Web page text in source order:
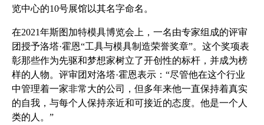
览中心的10号展馆以其名字命名。
在2021年斯图加特模具博览会上，一名由专家组成的评审
团授予洛塔·霍恩“工具与模具制造荣誉奖章”。这个奖项表
彰那些作为先驱和梦想家树立了开创性的标杆，并成为榜
样的人物。评审团对洛塔·霍恩表示：“尽管他在这个行业
中管理着一家非常大的公司，但多年来他一直保持着真实
的自我，与每个人保持亲近和可接近的态度。他是一个人
类的人。”